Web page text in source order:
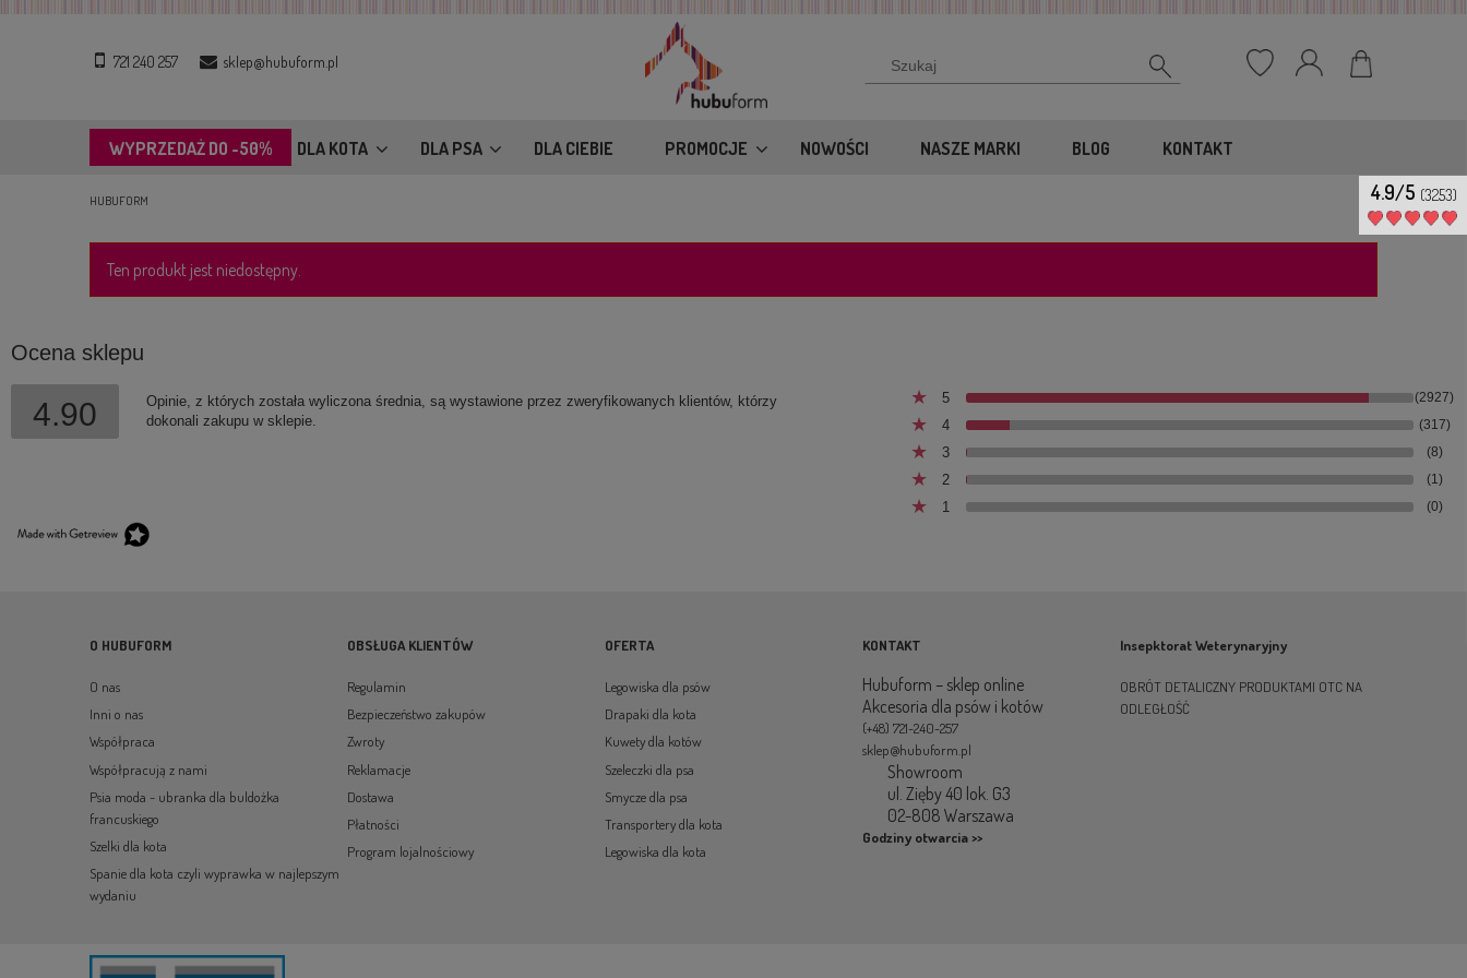
721 240 257 sklep@hubuform.pl
WYPRZEDAŻ DO -50% DLA KOTA DLA PSA DLA CIEBIE PROMOCJE NOWOŚCI NASZE MARKI BLOG KONTAKT
HUBUFORM
Ten produkt jest niedostępny.
Ocena sklepu
4.90
Opinie, z których została wyliczona średnia, są wystawione przez zweryfikowanych klientów, którzy
dokonali zakupu w sklepie.
5 (2927)
4 (317)
3 (8)
2 (1)
1 (0)
O HUBUFORM
O nas
Inni o nas
Współpraca
Współpracują z nami
Psia moda - ubranka dla buldożka
francuskiego
Szelki dla kota
Spanie dla kota czyli wyprawka w najlepszym
wydaniu
OBSŁUGA KLIENTÓW
Regulamin
Bezpieczeństwo zakupów
Zwroty
Reklamacje
Dostawa
Płatności
Program lojalnościowy
OFERTA
Legowiska dla psów
Drapaki dla kota
Kuwety dla kotów
Szeleczki dla psa
Smycze dla psa
Transportery dla kota
Legowiska dla kota
KONTAKT
Hubuform – sklep online
Akcesoria dla psów i kotów
(+48) 721-240-257
sklep@hubuform.pl
Showroom
ul. Zięby 40 lok. G3
02-808 Warszawa
Godziny otwarcia >>
Insepktorat Weterynaryjny
OBRÓT DETALICZNY PRODUKTAMI OTC NA
ODLEGŁOŚĆ
4.9/5 (3253)